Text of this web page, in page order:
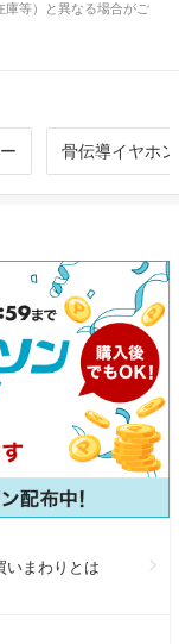
等）と異なる場合がご
骨伝導イヤホン
いまわりとは